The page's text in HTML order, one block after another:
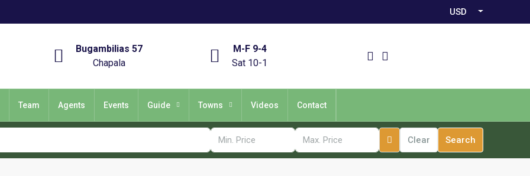
USD
Bugambilias 57
Chapala
M-F 9-4
Sat 10-1
Team Agents Events Guide Towns Videos Contact
Clear Search